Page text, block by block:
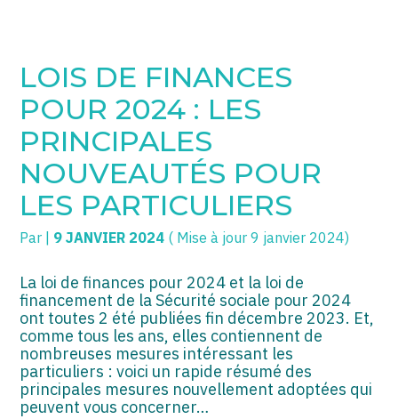
SOGECC – Noisy
SOGECC – République
SOGECC – Turbigo
COMMERÇANTS
GROUPE
SCI / LMNP
PROFESSIONS LIBÉRALES
HOLDING
PARTICULIERS
EXPATRIÉ NON RÉSIDANT
IMPATRIÉ / EXPATRIÉ
ASSOCIATIONS
Gérer votre quotidien
Piloter votre entreprise
Développer votre entreprise
Construire votre patrimoine
Être prêt pour la facturation
LOIS DE FINANCES
POUR 2024 : LES
PRINCIPALES
NOUVEAUTÉS POUR
LES PARTICULIERS
Par 9 JANVIER 2024 ( Mise à jour 9 janvier 2024)
La loi de finances pour 2024 et la loi de
financement de la Sécurité sociale pour 2024
ont toutes 2 été publiées fin décembre 2023. Et,
comme tous les ans, elles contiennent de
nombreuses mesures intéressant les
particuliers : voici un rapide résumé des
principales mesures nouvellement adoptées qui
peuvent vous concerner…